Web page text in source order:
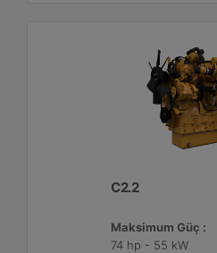
C2.2
Maksimum Güç :
74 hp - 55 kW